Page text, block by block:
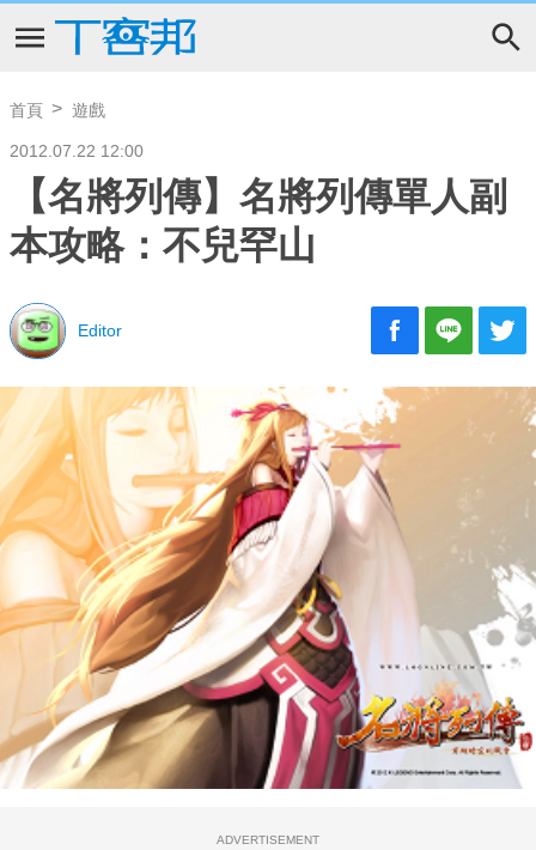
首頁 遊戲
2012.07.22 12:00
【名將列傳】名將列傳單人副
本攻略：不兒罕山
Editor
ADVERTISEMENT